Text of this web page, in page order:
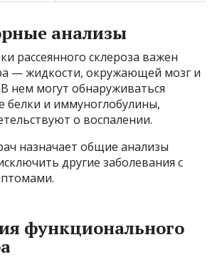
анализы
рассеянного склероза важен
— жидкости, окружающей мозг и
нем могут обнаруживаться
белки и иммуноглобулины,
о воспалении.
назначает общие анализы
другие заболевания с
функционального